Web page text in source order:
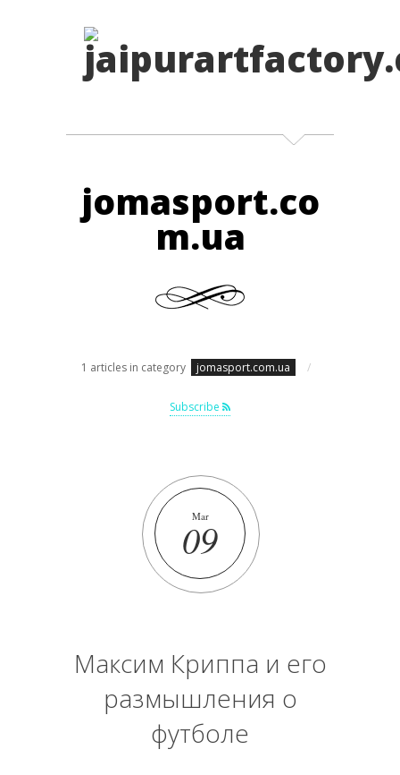
jomasport.co
m.ua
1 articles in category jomasport.com.ua /
Subscribe
Mar
09
Максим Криппа и его
размышления о
футболе